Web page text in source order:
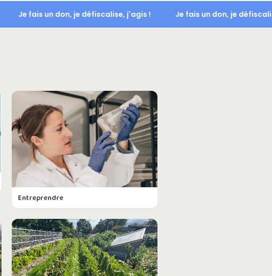
Je fais un don, je défiscalise, j'agis ! Je fais un don, je
Entreprendre